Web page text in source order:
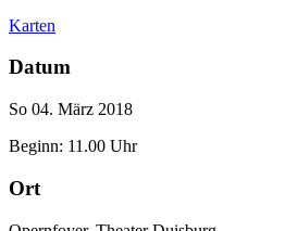
Karten
Datum
So 04. März 2018
Beginn: 11.00 Uhr
Ort